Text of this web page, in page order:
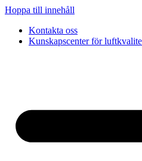
Hoppa till innehåll
Kontakta oss
Kunskapscenter för